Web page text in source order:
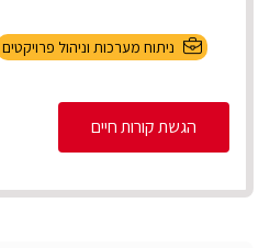
ניתוח מערכות וניהול פרויקטים
הגשת קורות חיים